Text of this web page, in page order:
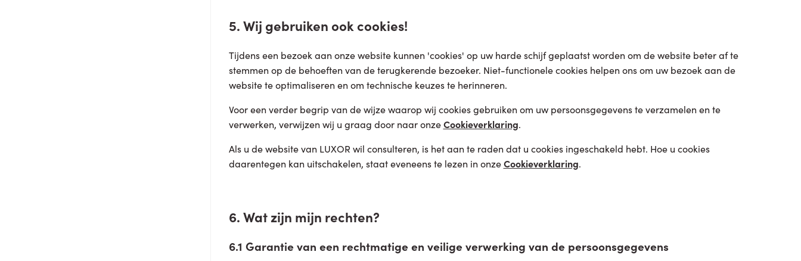
5. Wij gebruiken ook cookies!
Tijdens een bezoek aan onze website kunnen 'cookies' op uw harde schijf geplaatst worden om de website beter af te
stemmen op de behoeften van de terugkerende bezoeker. Niet-functionele cookies helpen ons om uw bezoek aan de
website te optimaliseren en om technische keuzes te herinneren.
Voor een verder begrip van de wijze waarop wij cookies gebruiken om uw persoonsgegevens te verzamelen en te
verwerken, verwijzen wij u graag door naar onzeCookieverklaring.
Als u de website van LUXOR wil consulteren, is het aan te raden dat u cookies ingeschakeld hebt. Hoe u cookies
daarentegen kan uitschakelen, staat eveneens te lezen in onzeCookieverklaring.
6. Wat zijn mijn rechten?
6.1 Garantie van een rechtmatige en veilige verwerking van de persoonsgegevens